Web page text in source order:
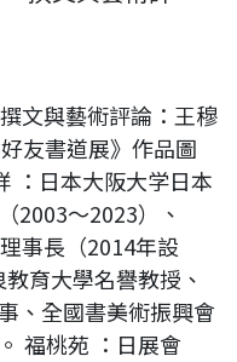
文與藝術評論：王穆
友書道展》作品圖
：日本大阪大学日本
2003～2023）、
事長（2014年設
育大學名譽教授、
、全國書美術振興會
福桃苑 ：日展會